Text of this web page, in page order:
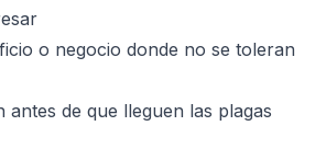
o negocio donde no se toleran
antes de que lleguen las plagas